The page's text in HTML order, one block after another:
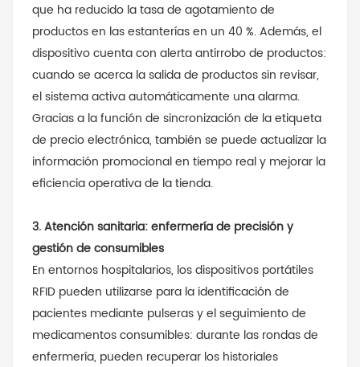
que ha reducido la tasa de agotamiento de
productos en las estanterías en un 40 %. Además, el
dispositivo cuenta con alerta antirrobo de productos:
cuando se acerca la salida de productos sin revisar,
el sistema activa automáticamente una alarma.
Gracias a la función de sincronización de la etiqueta
de precio electrónica, también se puede actualizar la
información promocional en tiempo real y mejorar la
eficiencia operativa de la tienda.
3. Atención sanitaria: enfermería de precisión y
gestión de consumibles
En entornos hospitalarios, los dispositivos portátiles
RFID pueden utilizarse para la identificación de
pacientes mediante pulseras y el seguimiento de
medicamentos consumibles: durante las rondas de
enfermería, pueden recuperar los historiales